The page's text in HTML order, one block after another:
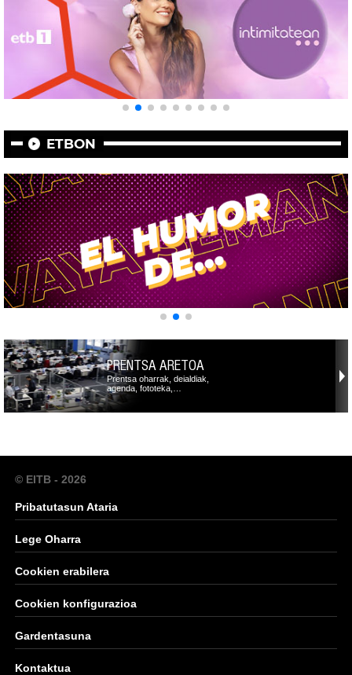
ETBON
PRENTSA ARETOA
Prentsa oharrak, deialdiak,
agenda, fototeka,…
© EITB - 2026
Pribatutasun Ataria
Lege Oharra
Cookien erabilera
Cookien konfigurazioa
Gardentasuna
Kontaktua